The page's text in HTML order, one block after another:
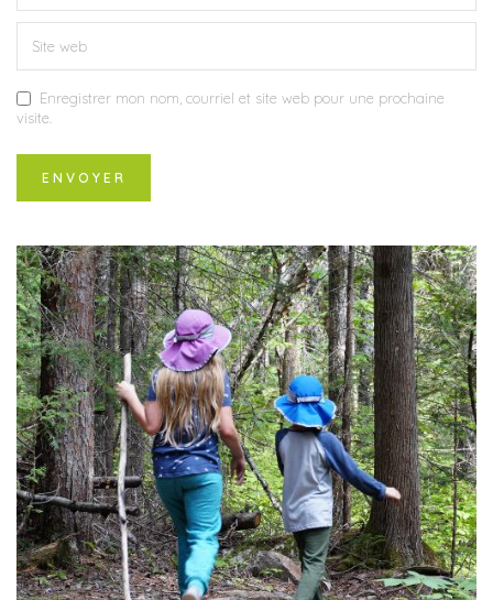
Enregistrer mon nom, courriel et site web pour une prochaine
visite.